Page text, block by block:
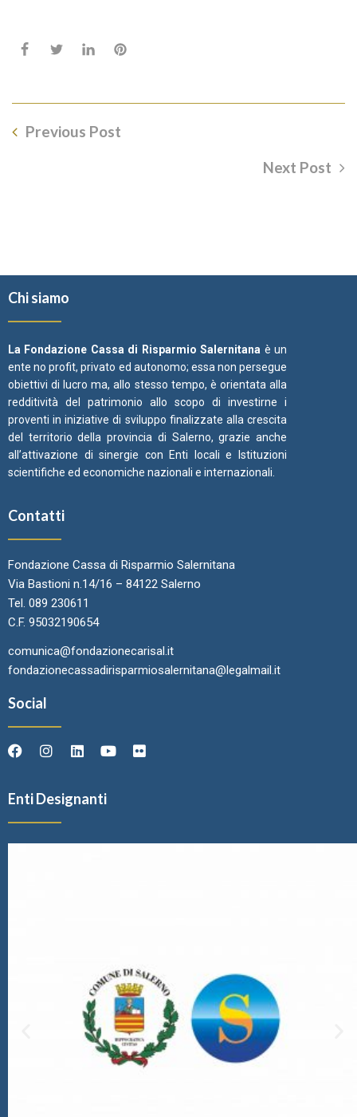
Previous Post
Next Post
Chi siamo
La Fondazione Cassa di Risparmio Salernitana è un
ente no profit, privato ed autonomo; essa non persegue
obiettivi di lucro ma, allo stesso tempo, è orientata alla
redditività del patrimonio allo scopo di investirne i
proventi in iniziative di sviluppo finalizzate alla crescita
del territorio della provincia di Salerno, grazie anche
all’attivazione di sinergie con Enti locali e Istituzioni
scientifiche ed economiche nazionali e internazionali.
Contatti
Fondazione Cassa di Risparmio Salernitana
Via Bastioni n.14/16 – 84122 Salerno
Tel. 089 230611
C.F. 95032190654
comunica@fondazionecarisal.it
fondazionecassadirisparmiosalernitana@legalmail.it
Social
Enti Designanti